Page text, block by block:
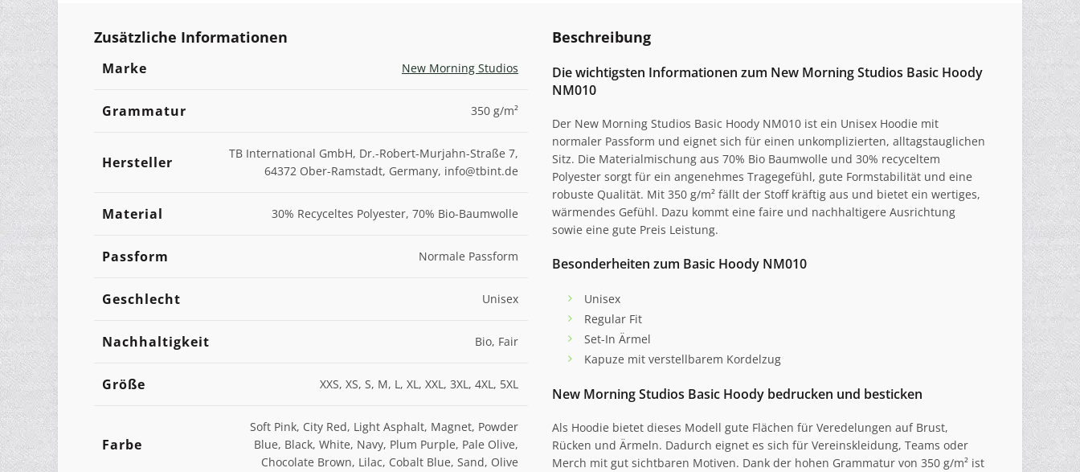
Zusätzliche Informationen
Marke New Morning Studios
Grammatur 350 g/m²
Hersteller
TB International GmbH, Dr.-Robert-Murjahn-Straße 7,
64372 Ober-Ramstadt, Germany, info@tbint.de
Material 30% Recyceltes Polyester, 70% Bio-Baumwolle
Passform Normale Passform
Geschlecht Unisex
Nachhaltigkeit Bio, Fair
Größe XXS, XS, S, M, L, XL, XXL, 3XL, 4XL, 5XL
Farbe
Soft Pink, City Red, Light Asphalt, Magnet, Powder
Blue, Black, White, Navy, Plum Purple, Pale Olive,
Chocolate Brown, Lilac, Cobalt Blue, Sand, Olive
Beschreibung
Die wichtigsten Informationen zum New Morning Studios Basic Hoody
NM010
Der New Morning Studios Basic Hoody NM010 ist ein Unisex Hoodie mit
normaler Passform und eignet sich für einen unkomplizierten, alltagstauglichen
Sitz. Die Materialmischung aus 70% Bio Baumwolle und 30% recyceltem
Polyester sorgt für ein angenehmes Tragegefühl, gute Formstabilität und eine
robuste Qualität. Mit 350 g/m² fällt der Stoff kräftig aus und bietet ein wertiges,
wärmendes Gefühl. Dazu kommt eine faire und nachhaltigere Ausrichtung
sowie eine gute Preis Leistung.
Besonderheiten zum Basic Hoody NM010
Unisex
Regular Fit
Set-In Ärmel
Kapuze mit verstellbarem Kordelzug
New Morning Studios Basic Hoody bedrucken und besticken
Als Hoodie bietet dieses Modell gute Flächen für Veredelungen auf Brust,
Rücken und Ärmeln. Dadurch eignet es sich für Vereinskleidung, Teams oder
Merch mit gut sichtbaren Motiven. Dank der hohen Grammatur von 350 g/m² ist